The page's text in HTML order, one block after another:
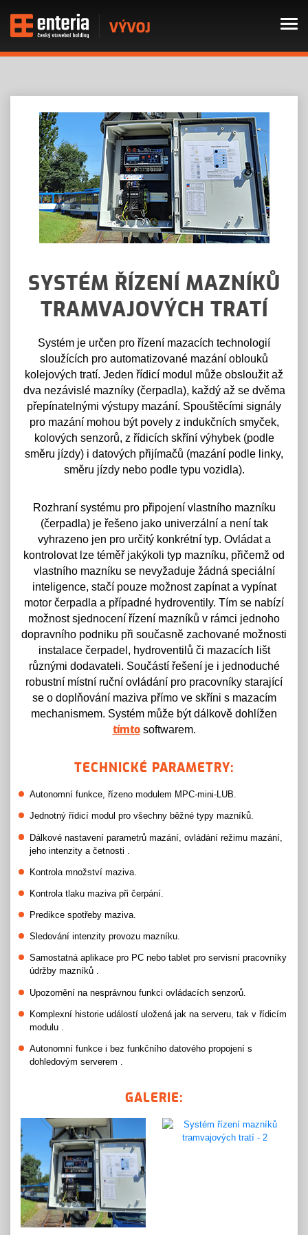
SYSTÉM ŘÍZENÍ MAZNÍKŮ
TRAMVAJOVÝCH TRATÍ
Systém je určen pro řízení mazacích technologií
sloužících pro automatizované mazání oblouků
kolejových tratí. Jeden řídicí modul může obsloužit až
dva nezávislé mazníky (čerpadla), každý až se dvěma
přepínatelnými výstupy mazání. Spouštěcími signály
pro mazání mohou být povely z indukčních smyček,
kolových senzorů, z řídicích skříní výhybek (podle
směru jízdy) i datových přijímačů (mazání podle linky,
směru jízdy nebo podle typu vozidla).
Rozhraní systému pro připojení vlastního mazníku
(čerpadla) je řešeno jako univerzální a není tak
vyhrazeno jen pro určitý konkrétní typ. Ovládat a
kontrolovat lze téměř jakýkoli typ mazníku, přičemž od
vlastního mazníku se nevyžaduje žádná speciální
inteligence, stačí pouze možnost zapínat a vypínat
motor čerpadla a případné hydroventily. Tím se nabízí
možnost sjednocení řízení mazníků v rámci jednoho
dopravního podniku při současně zachované možnosti
instalace čerpadel, hydroventilů či mazacích lišt
různými dodavateli. Součástí řešení je i jednoduché
robustní místní ruční ovládání pro pracovníky starající
se o doplňování maziva přímo ve skříni s mazacím
mechanismem. Systém může být dálkově dohlížen
tímtosoftwarem.
TECHNICKÉ PARAMETRY:
Autonomní funkce, řízeno modulem MPC-mini-LUB.
Jednotný řídicí modul pro všechny běžné typy mazníků.
Dálkové nastavení parametrů mazání, ovládání režimu mazání,
jeho intenzity a četnosti .
Kontrola množství maziva.
Kontrola tlaku maziva při čerpání.
Predikce spotřeby maziva.
Sledování intenzity provozu mazníku.
Samostatná aplikace pro PC nebo tablet pro servisní pracovníky
údržby mazníků .
Upozornění na nesprávnou funkci ovládacích senzorů.
Komplexní historie událostí uložená jak na serveru, tak v řídicím
modulu .
Autonomní funkce i bez funkčního datového propojení s
dohledovým serverem .
GALERIE: